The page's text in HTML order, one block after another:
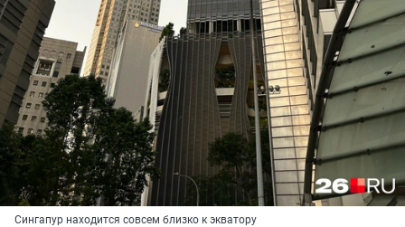
Сингапур находится совсем близко к экватору